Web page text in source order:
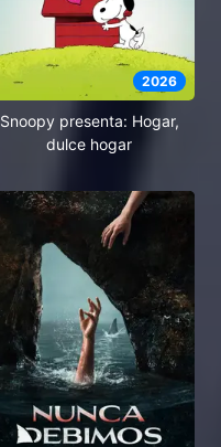
2026
Snoopy presenta: Hogar,
dulce hogar